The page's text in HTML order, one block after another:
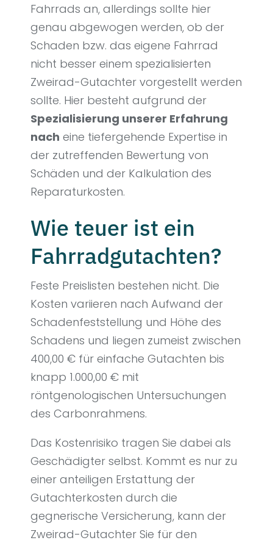
Fahrrads an, allerdings sollte hier
genau abgewogen werden, ob der
Schaden bzw. das eigene Fahrrad
nicht besser einem spezialisierten
Zweirad-Gutachter vorgestellt werden
sollte. Hier besteht aufgrund der
Spezialisierung unserer Erfahrung
nach eine tiefergehende Expertise in
der zutreffenden Bewertung von
Schäden und der Kalkulation des
Reparaturkosten.
Wie teuer ist ein
Fahrradgutachten?
Feste Preislisten bestehen nicht. Die
Kosten variieren nach Aufwand der
Schadenfeststellung und Höhe des
Schadens und liegen zumeist zwischen
400,00 € für einfache Gutachten bis
knapp 1.000,00 € mit
röntgenologischen Untersuchungen
des Carbonrahmens.
Das Kostenrisiko tragen Sie dabei als
Geschädigter selbst. Kommt es nur zu
einer anteiligen Erstattung der
Gutachterkosten durch die
gegnerische Versicherung, kann der
Zweirad-Gutachter Sie für den